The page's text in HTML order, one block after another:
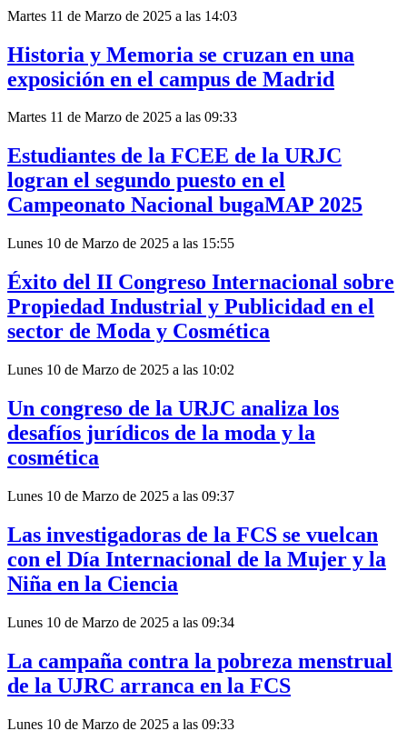
Martes 11 de Marzo de 2025 a las 14:03
Historia y Memoria se cruzan en una
exposición en el campus de Madrid
Martes 11 de Marzo de 2025 a las 09:33
Estudiantes de la FCEE de la URJC
logran el segundo puesto en el
Campeonato Nacional bugaMAP 2025
Lunes 10 de Marzo de 2025 a las 15:55
Éxito del II Congreso Internacional sobre
Propiedad Industrial y Publicidad en el
sector de Moda y Cosmética
Lunes 10 de Marzo de 2025 a las 10:02
Un congreso de la URJC analiza los
desafíos jurídicos de la moda y la
cosmética
Lunes 10 de Marzo de 2025 a las 09:37
Las investigadoras de la FCS se vuelcan
con el Día Internacional de la Mujer y la
Niña en la Ciencia
Lunes 10 de Marzo de 2025 a las 09:34
La campaña contra la pobreza menstrual
de la UJRC arranca en la FCS
Lunes 10 de Marzo de 2025 a las 09:33